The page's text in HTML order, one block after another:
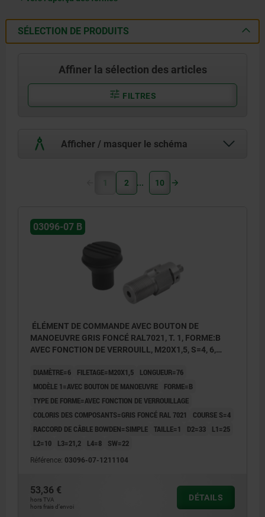
SÉLECTION DE PRODUITS
Affiner la sélection des articles
FILTRES
Afficher / masquer le schéma
1) Raccord de câble Bowden simple
3) Raccord de câble Bowden simple avec vis
1 2 10
03096-07 B
ÉLÉMENT DE COMMANDE AVEC BOUTON DE
MANOEUVRE GRIS FONCÉ RAL7021, T. 1, FORME:B
AVEC FONCTION DE VERROUILL, M20X1,5, S=4, 6,
COMP:THERMOPLASTIQUE
DIAMÈTRE=6 FILETAGE=M20X1,5
LONGUEUR=76
MODÈLE 1=AVEC BOUTON DE MANOEUVRE
FORME=B
TYPE DE FORME=AVEC FONCTION DE VERROUILLAGE
COLORIS DES COMPOSANTS=GRIS FONCÉ RAL 7021
COURSE S=4
RACCORD DE CÂBLE BOWDEN=SIMPLE TAILLE=1 D2=33
L1=25
L2=10
L3=21,2 L4=8 SW=22
Référence: 03096-07-1211104
53,36 €
hors TVA
hors frais d’envoi
DÉTAILS